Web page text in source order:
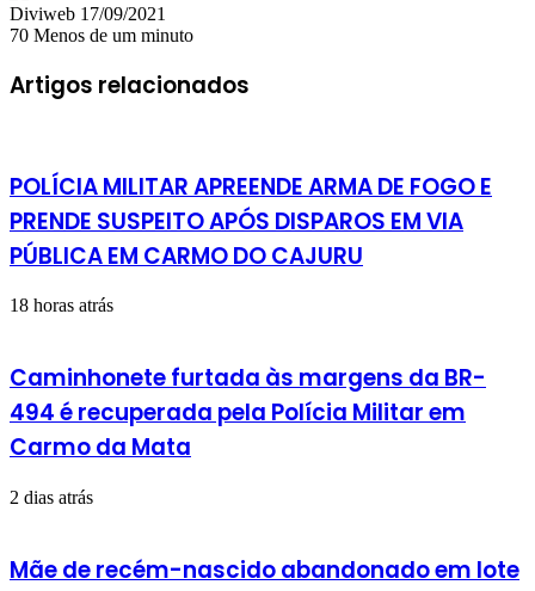
Diviweb Mande
um
mail
17/09/2021
70 Menos de um minuto
Artigos relacionados
POLÍCIA MILITAR APREENDE ARMA DE FOGO E
PRENDE SUSPEITO APÓS DISPAROS EM VIA
PÚBLICA EM CARMO DO CAJURU
18 horas atrás
Caminhonete furtada às margens da BR-
494 é recuperada pela Polícia Militar em
Carmo da Mata
2 dias atrás
Mãe de recém-nascido abandonado em lote